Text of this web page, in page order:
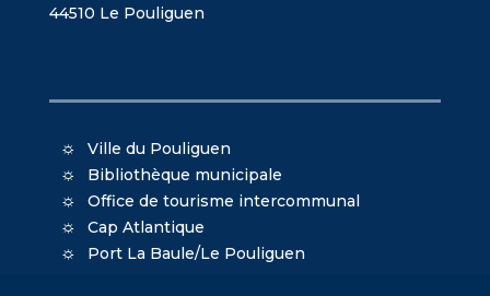
44510 Le Pouliguen
Ville du Pouliguen
Bibliothèque municipale
Office de tourisme intercommunal
Cap Atlantique
Port La Baule/Le Pouliguen